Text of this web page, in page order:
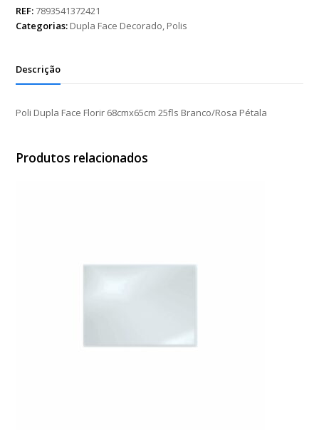
Florir
68cmx65cm
Pétala
quantidade
REF:7893541372421
Categorias: Dupla Face Decorado, Polis
Descrição
Poli Dupla Face Florir 68cmx65cm 25fls Branco/Rosa Pétala
Produtos relacionados